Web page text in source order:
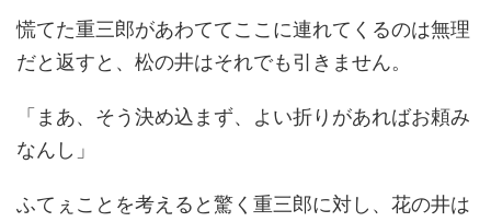
慌てた重三郎があわててここに連れてくるのは無理
だと返すと、松の井はそれでも引きません。
「まあ、そう決め込まず、よい折りがあればお頼み
なんし」
ふてぇことを考えると驚く重三郎に対し、花の井は